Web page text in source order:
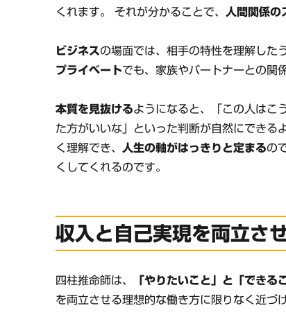
くれます。 それが分かることで、 人間関係の
ビジネスの場面では、相手の特性を理解した
プライベートでも、家族やパートナーとの関
本質を見抜けるようになると、「この人はこ
た方がいいな」といった判断が自然にできる
く理解でき、 人生の軸がはっきりと定まるの
くしてくれるのです。
収入と自己実現を両立さ
四柱推命師は、 「やりたいこと」と「できる
を両立させる理想的な働き方に限りなく近づ